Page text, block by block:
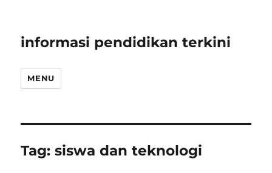
informasi pendidikan terkini
MENU
Tag:siswa dan teknologi